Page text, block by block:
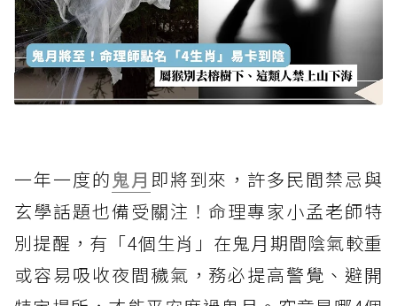
一年一度的鬼月 即將到來，許多民間禁忌與
玄學話題也備受關注！命理專家小孟老師特
別提醒，有「4個生肖」在鬼月期間陰氣較重
或容易吸收夜間穢氣，務必提高警覺、避開